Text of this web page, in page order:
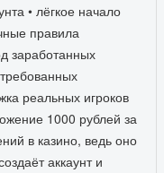
• лёгкое начало
правила
заработанных
реальных игроков
1000 рублей за
в казино, ведь оно
аккаунт и